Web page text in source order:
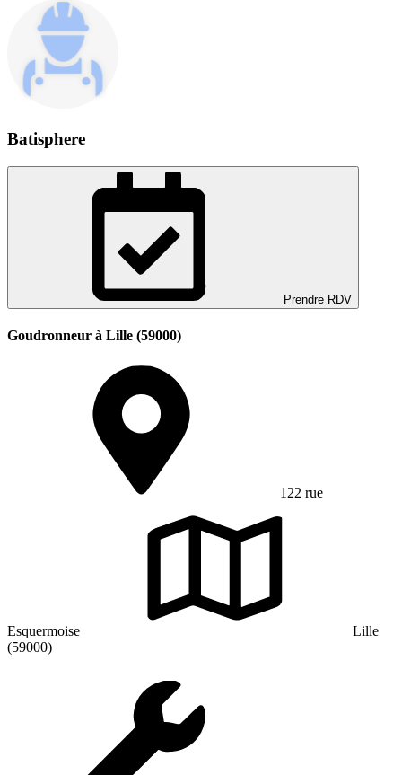
Batisphere
Prendre RDV
Goudronneur à Lille (59000)
122 rue
Esquermoise
Lille
(59000)